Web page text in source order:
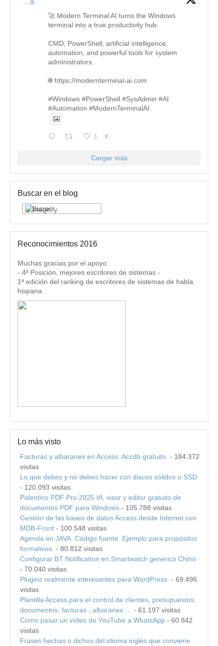
🚀 Modern Terminal AI turns the Windows
terminal into a true productivity hub.
CMD, PowerShell, artificial intelligence,
automation, and powerful tools for system
administrators.
🌐 https://modernterminal-ai.com
#Windows #PowerShell #SysAdmin #AI
#Automation #ModernTerminalAI
1 X
Cargar más
Buscar en el blog
Reconocimientos 2016
Muchas gracias por el apoyo.
- 4ª Posición, mejores escritores de sistemas -
1ª edición del ranking de escritores de sistemas de habla
hispana.
Lo más visto
Facturas y albaranes en Access. Accdb gratuito. - 184.372
visitas
Lo que debes y no debes hacer con discos sólidos o SSD
- 120.093 visitas
Palentino PDF Pro 2025 IA, visor y editor gratuito de
documentos PDF para Windows - 105.788 visitas
Gestión de las bases de datos Access desde Internet con
MDB-Front - 100.548 visitas
Agenda en JAVA. Código fuente. Ejemplo para propósitos
formativos. - 80.812 visitas
Configurar BT Notification en Smartwatch genérico Chino.
- 70.040 visitas
Plugins realmente interesantes para WordPress. - 69.496
visitas
Plantilla Access para el control de clientes, presupuestos,
documentos, facturas , albaranes …
- 61.197 visitas
Cómo pasar un vídeo de YouTube a WhatsApp - 60.842
visitas
Frases hechas o dichos del idioma inglés que conviene